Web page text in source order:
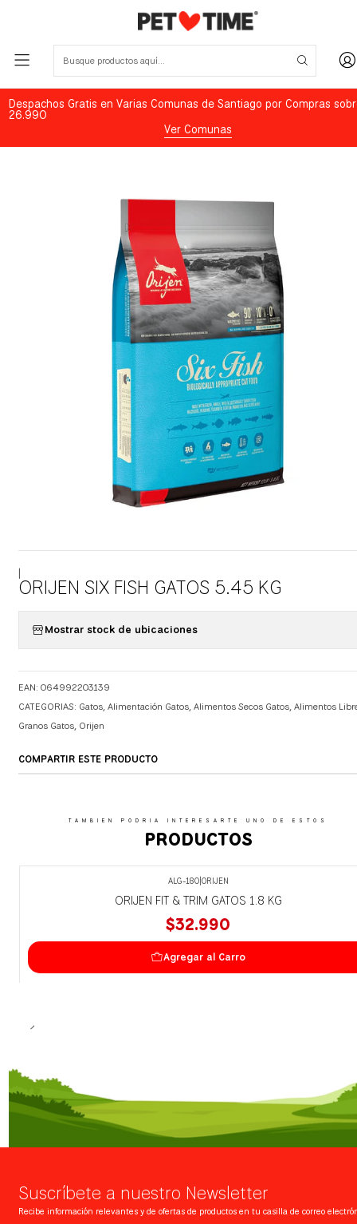
Despachos Gratis en Varias Comunas de Santiago por Compras
26.990
Ver Comunas
ORIJEN SIX FISH GATOS 5.45 KG
Mostrar stock de ubicaciones
EAN: 064992203139
CATEGORIAS: Gatos,Alimentación Gatos,Alimentos Secos Gatos,Alimentos
Granos Gatos, Orijen
COMPARTIR ESTE PRODUCTO
TAMBIEN PODRIA INTERESARTE UNO DE ESTOS
PRODUCTOS
ALG-180| ORIJEN
ORIJEN FIT & TRIM GATOS 1.8 KG
$32.990
Agregar al Carro
Suscríbete a nuestro Newsletter
Recibe información relevantes y de ofertas de productos en tu casilla de correo